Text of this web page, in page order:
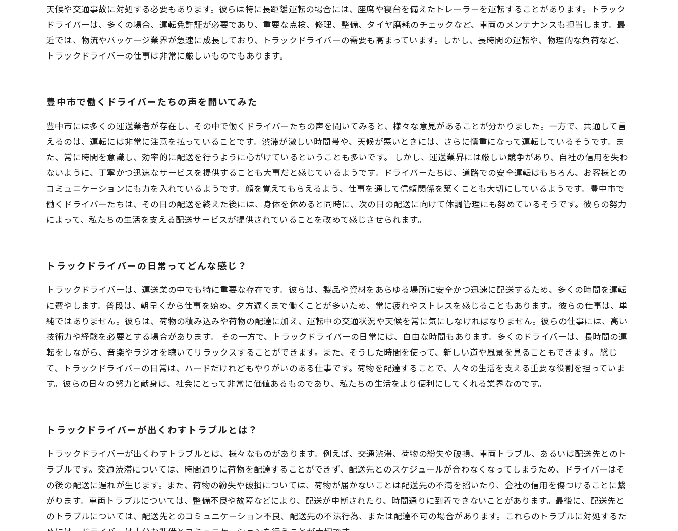
天候や交通事故に対処する必要もあります。彼らは特に長距離運転の場合には、座席や寝台を備えたトレーラーを運転することがあります。トラック
ドライバーは、多くの場合、運転免許証が必要であり、重要な点検、修理、整備、タイヤ磨耗のチェックなど、車両のメンテナンスも担当します。最
近では、物流やパッケージ業界が急速に成長しており、トラックドライバーの需要も高まっています。しかし、長時間の運転や、物理的な負荷など、
トラックドライバーの仕事は非常に厳しいものでもあります。
豊中市で働くドライバーたちの声を聞いてみた
豊中市には多くの運送業者が存在し、その中で働くドライバーたちの声を聞いてみると、様々な意見があることが分かりました。一方で、共通して言
えるのは、運転には非常に注意を払っていることです。渋滞が激しい時間帯や、天候が悪いときには、さらに慎重になって運転しているそうです。ま
た、常に時間を意識し、効率的に配送を行うように心がけているということも多いです。 しかし、運送業界には厳しい競争があり、自社の信用を失わ
ないように、丁寧かつ迅速なサービスを提供することも大事だと感じているようです。ドライバーたちは、道路での安全運転はもちろん、お客様との
コミュニケーションにも力を入れているようです。顔を覚えてもらえるよう、仕事を通して信頼関係を築くことも大切にしているようです。豊中市で
働くドライバーたちは、その日の配送を終えた後には、身体を休めると同時に、次の日の配送に向けて体調管理にも努めているそうです。彼らの努力
によって、私たちの生活を支える配送サービスが提供されていることを改めて感じさせられます。
トラックドライバーの日常ってどんな感じ？
トラックドライバーは、運送業の中でも特に重要な存在です。彼らは、製品や資材をあらゆる場所に安全かつ迅速に配送するため、多くの時間を運転
に費やします。普段は、朝早くから仕事を始め、夕方遅くまで働くことが多いため、常に疲れやストレスを感じることもあります。 彼らの仕事は、単
純ではありません。彼らは、荷物の積み込みや荷物の配達に加え、運転中の交通状況や天候を常に気にしなければなりません。彼らの仕事には、高い
技術力や経験を必要とする場合があります。 その一方で、トラックドライバーの日常には、自由な時間もあります。多くのドライバーは、長時間の運
転をしながら、音楽やラジオを聴いてリラックスすることができます。また、そうした時間を使って、新しい道や風景を見ることもできます。 総じ
て、トラックドライバーの日常は、ハードだけれどもやりがいのある仕事です。荷物を配達することで、人々の生活を支える重要な役割を担っていま
す。彼らの日々の努力と献身は、社会にとって非常に価値あるものであり、私たちの生活をより便利にしてくれる業界なのです。
トラックドライバーが出くわすトラブルとは？
トラックドライバーが出くわすトラブルとは、様々なものがあります。例えば、交通渋滞、荷物の紛失や破損、車両トラブル、あるいは配送先とのト
ラブルです。交通渋滞については、時間通りに荷物を配達することができず、配送先とのスケジュールが合わなくなってしまうため、ドライバーはそ
の後の配送に遅れが生じます。また、荷物の紛失や破損については、荷物が届かないことは配送先の不満を招いたり、会社の信用を傷つけることに繋
がります。車両トラブルについては、整備不良や故障などにより、配送が中断されたり、時間通りに到着できないことがあります。最後に、配送先と
のトラブルについては、配送先とのコミュニケーション不良、配送先の不法行為、または配達不可の場合があります。これらのトラブルに対処するた